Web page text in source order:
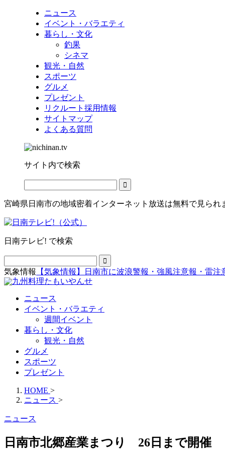
ニュース
イベント・バラエティ
暮らし・文化
釣果
シネマ
観光・自然
スポーツ
グルメ
プレゼント
リクルート採用情報
サイトマップ
よくある質問
サイト内で検索
宮崎県日南市の地域密着インターネット放送は無料で見られ
日南テレビ! で検索
気象情報 【気象情報】日南市に波浪警報・強風注意報・雷注
ニュース
イベント・バラエティ
週間イベント
暮らし・文化
観光・自然
グルメ
スポーツ
プレゼント
HOME >
ニュース >
ニュース
日南市北郷産業まつり 26日まで開催